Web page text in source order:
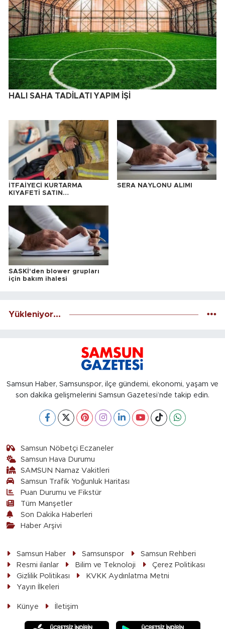
HALI SAHA TADİLATI YAPIM İŞİ
İTFAİYECİ KURTARMA
KIYAFETİ SATIN
SERA NAYLONU ALIMI
SASKİ'den blower grupları
için bakım ihalesi
Yükleniyor...
Samsun Haber, Samsunspor, ilçe gündemi, ekonomi, yaşam ve
son dakika gelişmelerini Samsun Gazetesi’nde takip edin.
Samsun Nöbetçi Eczaneler
Samsun Hava Durumu
SAMSUN Namaz Vakitleri
Samsun Trafik Yoğunluk Haritası
Puan Durumu ve Fikstür
Tüm Manşetler
Son Dakika Haberleri
Haber Arşivi
Samsun Haber Samsunspor
Samsun Rehberi
Resmi ilanlar
Bilim ve Teknoloji
Çerez Politikası
Gizlilik Politikası
KVKK Aydınlatma Metni
Yayın İlkeleri
Künye İletişim